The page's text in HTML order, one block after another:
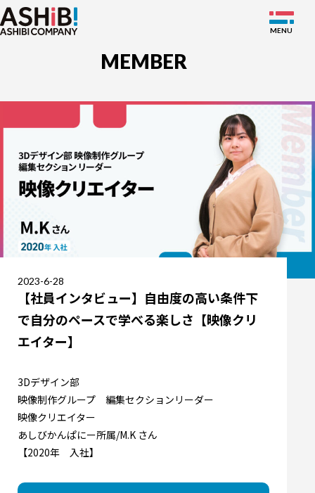
SERVICE
NEWS
ABOUT
RECRUIT
JP EN
MEMBER
2023-6-28
【社員インタビュー】自由度の高い条件下
で自分のペースで学べる楽しさ【映像クリ
エイター】
3Dデザイン部
映像制作グループ 編集セクションリーダー
映像クリエイター
あしびかんぱにー所属/M.K さん
【2020年 入社】